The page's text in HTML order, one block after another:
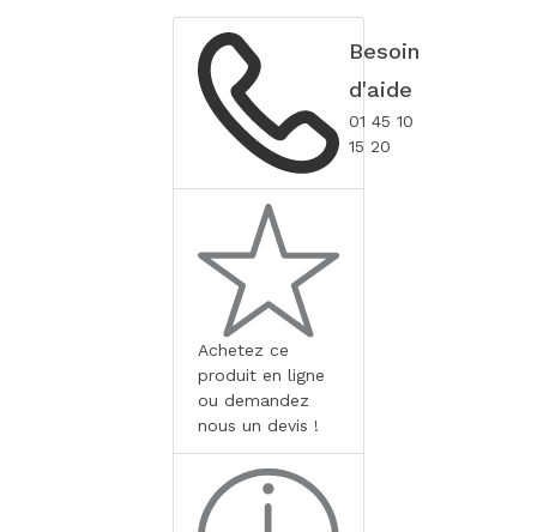
Besoin
d'aide
01 45 10
15 20
Achetez ce
produit en ligne
ou demandez
nous un devis !